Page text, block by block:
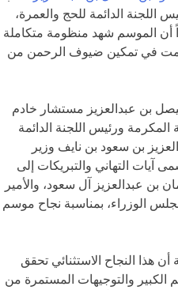
اللجنة الدائمة للحج والعمرة،
1447هـ، مؤكداً أن الموسم شهد منظومة متكاملة
في تمكين ضيوف الرحمن من
بن عبدالعزيز مستشار خادم
ورئيس اللجنة الدائمة
بن سعود بن نايف وزير
آيات التهاني والتبريكات إلى
بن عبدالعزيز آل سعود، والأمير
الوزراء، بمناسبة نجاح موسم
هذا النجاح الاستثنائي تحقق
الكبير والتوجيهات المستمرة من